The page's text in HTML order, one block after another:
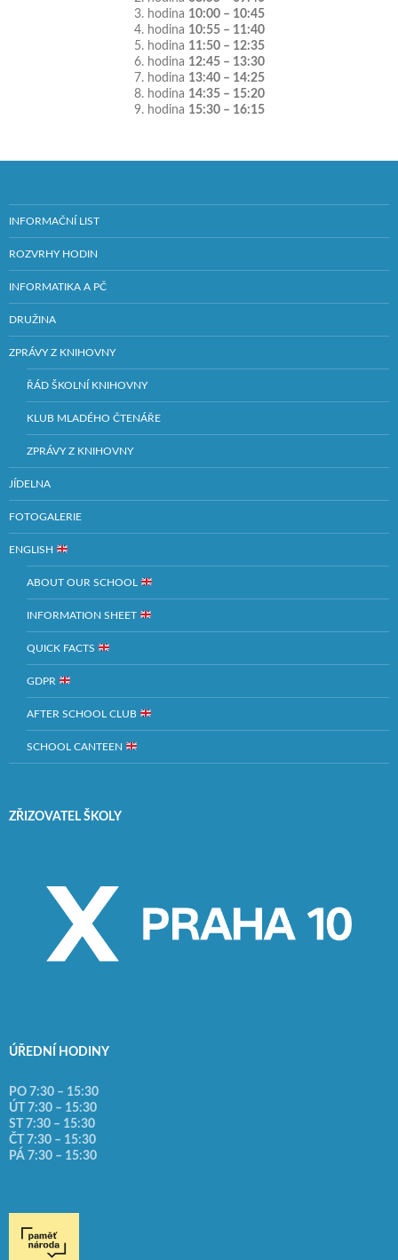
3. hodina 10:00 – 10:45
4. hodina 10:55 – 11:40
5. hodina 11:50 – 12:35
6. hodina 12:45 – 13:30
7. hodina 13:40 – 14:25
8. hodina 14:35 – 15:20
9. hodina 15:30 – 16:15
INFORMAČNÍ LIST
ROZVRHY HODIN
INFORMATIKA A PČ
DRUŽINA
ZPRÁVY Z KNIHOVNY
ŘÁD ŠKOLNÍ KNIHOVNY
KLUB MLADÉHO ČTENÁŘE
ZPRÁVY Z KNIHOVNY
JÍDELNA
FOTOGALERIE
ENGLISH
ABOUT OUR SCHOOL
INFORMATION SHEET
QUICK FACTS
GDPR
AFTER SCHOOL CLUB
SCHOOL CANTEEN
ZŘIZOVATEL ŠKOLY
ÚŘEDNÍ HODINY
PO 7:30 – 15:30
ÚT 7:30 – 15:30
ST 7:30 – 15:30
ČT 7:30 – 15:30
PÁ 7:30 – 15:30